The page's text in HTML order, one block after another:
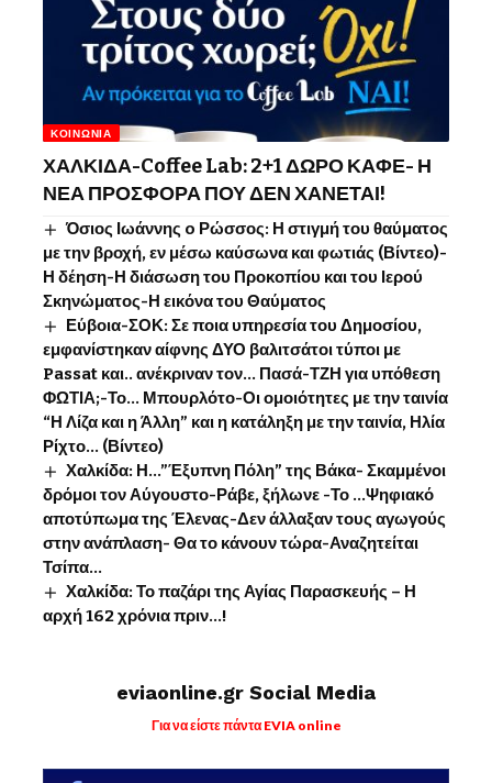
ΚΟΙΝΩΝΊΑ
ΧΑΛΚΙΔΑ-Coffee Lab: 2+1 ΔΩΡΟ ΚΑΦΕ- Η
ΝΕΑ ΠΡΟΣΦΟΡΑ ΠΟΥ ΔΕΝ ΧΑΝΕΤΑΙ!
Όσιος Ιωάννης o Ρώσσος: Η στιγμή του θαύματος
με την βροχή, εν μέσω καύσωνα και φωτιάς (Βίντεο)-
Η δέηση-Η διάσωση του Προκοπίου και του Ιερού
Σκηνώματος-Η εικόνα του Θαύματος
Εύβοια-ΣΟΚ: Σε ποια υπηρεσία του Δημοσίου,
εμφανίστηκαν αίφνης ΔΥΟ βαλιτσάτοι τύποι με
Passat και.. ανέκριναν τον… Πασά-ΤΖΗ για υπόθεση
ΦΩΤΙΑ;-Το… Μπουρλότο-Οι ομοιότητες με την ταινία
“Η Λίζα και η Άλλη” και η κατάληξη με την ταινία, Ηλία
Ρίχτο… (Βίντεο)
Χαλκίδα: Η…”Έξυπνη Πόλη” της Βάκα- Σκαμμένοι
δρόμοι τον Αύγουστο-Ράβε, ξήλωνε -Το …Ψηφιακό
αποτύπωμα της Έλενας-Δεν άλλαξαν τους αγωγούς
στην ανάπλαση- Θα το κάνουν τώρα-Αναζητείται
Τσίπα…
Χαλκίδα: Το παζάρι της Αγίας Παρασκευής – Η
αρχή 162 χρόνια πριν…!
eviaonline.gr Social Media
Για να είστε πάντα EVIA online